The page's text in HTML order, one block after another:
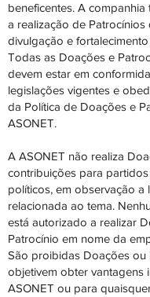
beneficentes. A companhia
a realização de Patrocínios
divulgação e
Todas as Doações e
devem estar em
legislações vigentes e
da Política de Doações e
ASONET.
A ASONET não realiza
contribuições para
políticos, em observação a
relacionada ao tema.
está autorizado a realizar
Patrocínio em nome da
São proibidas Doações ou
objetivem obter vantagens
ASONET ou para